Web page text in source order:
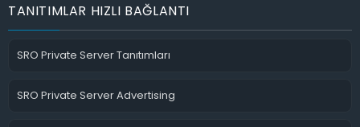
TANITIMLAR HIZLI BAĞLANTI
SRO Private Server Tanıtımları
SRO Private Server Advertising